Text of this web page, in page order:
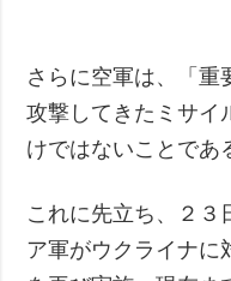
さらに空軍は、「重
攻撃してきたミサイ
けではないことであ
これに先立ち、２３
ア軍がウクライナに